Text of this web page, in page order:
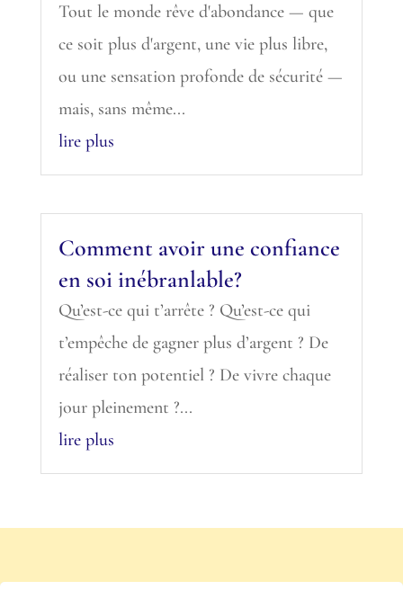
Tout le monde rêve d'abondance — que
ce soit plus d'argent, une vie plus libre,
ou une sensation profonde de sécurité —
mais, sans même...
lire plus
Comment avoir une confiance
en soi inébranlable?
Qu’est-ce qui t’arrête ? Qu’est-ce qui
t’empêche de gagner plus d’argent ? De
réaliser ton potentiel ? De vivre chaque
jour pleinement ?...
lire plus